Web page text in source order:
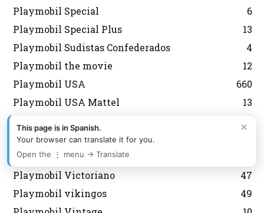
Playmobil Special
6
Playmobil Special Plus
13
Playmobil Sudistas Confederados
4
Playmobil the movie
12
Playmobil USA
660
Playmobil USA Mattel
13
Playmobil USA Schaper
playmobil vespas
Playmobil Victoriano
47
Playmobil vikingos
49
×
This page is in Spanish.
Your browser can translate it for you.
Open the ⋮ menu → Translate